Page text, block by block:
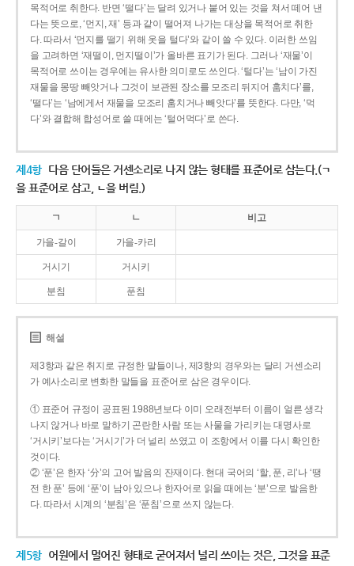
목적어로 취한다. 반면 ‘떨다’는 달려 있거나 붙어 있는 것을 쳐서 떼어 낸
다는 뜻으로, ‘먼지, 재’ 등과 같이 떨어져 나가는 대상을 목적어로 취한
다. 따라서 ‘먼지를 떨기 위해 옷을 털다’와 같이 쓸 수 있다. 이러한 쓰임
을 고려하면 ‘재떨이, 먼지떨이’가 올바른 표기가 된다. 그러나 ‘재물’이
목적어로 쓰이는 경우에는 유사한 의미로도 쓰인다. ‘털다’는 ‘남이 가진
재물을 몽땅 빼앗거나 그것이 보관된 장소를 모조리 뒤지어 훔치다’를,
‘떨다’는 ‘남에게서 재물을 모조리 훔치거나 빼앗다’를 뜻한다. 다만, ‘먹
다’와 결합해 합성어로 쓸 때에는 ‘털어먹다’로 쓴다.
제4항 다음 단어들은 거센소리로 나지 않는 형태를 표준어로 삼는다.(ㄱ
을 표준어로 삼고, ㄴ을 버림.)
ㄱ ㄴ 비고
가을-갈이 가을-카리
거시기 거시키
분침 푼침
해설
제3항과 같은 취지로 규정한 말들이나, 제3항의 경우와는 달리 거센소리
가 예사소리로 변화한 말들을 표준어로 삼은 경우이다.
① 표준어 규정이 공표된 1988년보다 이미 오래전부터 이름이 얼른 생각
나지 않거나 바로 말하기 곤란한 사람 또는 사물을 가리키는 대명사로
‘거시키’보다는 ‘거시기’가 더 널리 쓰였고 이 조항에서 이를 다시 확인한
것이다.
② ‘푼’은 한자 ‘分’의 고어 발음의 잔재이다. 현대 국어의 ‘할, 푼, 리’나 ‘땡
전 한 푼’ 등에 ‘푼’이 남아 있으나 한자어로 읽을 때에는 ‘분’으로 발음한
다. 따라서 시계의 ‘분침’은 ‘푼침’으로 쓰지 않는다.
제5항 어원에서 멀어진 형태로 굳어져서 널리 쓰이는 것은, 그것을 표준